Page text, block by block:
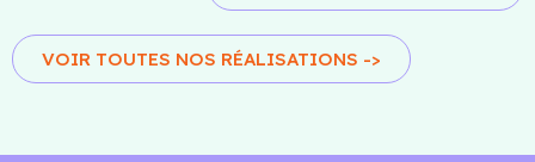
VOIR TOUTES NOS RÉALISATIONS ->